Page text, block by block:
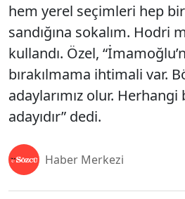
hem yerel seçimleri hep
sandığına sokalım. Hodri
kullandı. Özel,
bırakılmama ihtimali var.
adaylarımız olur. Herhangi
adayıdır” dedi.
Haber Merkezi